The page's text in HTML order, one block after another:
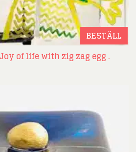
BESTÄLL
of life with zig zag egg .